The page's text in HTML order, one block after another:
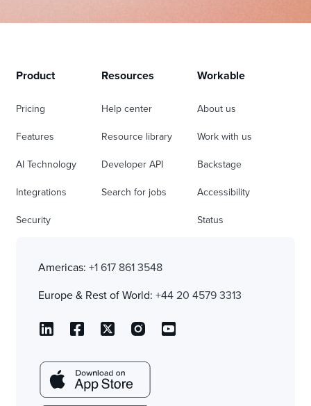
Product
Pricing
Features
AI Technology
Integrations
Security
Resources
Help center
Resource library
Developer API
Search for jobs
Workable
About us
Work with us
Backstage
Accessibility
Status
Americas: +1 617 861 3548
Europe & Rest of World: +44 20 4579 3313